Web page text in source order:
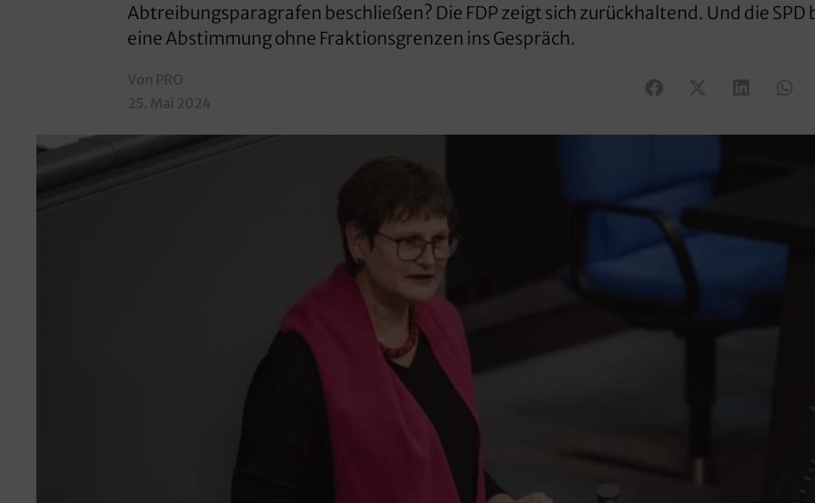
Abtreibungsparagrafen beschließen? Die FDP zeigt sich zurückhaltend. Und die SPD
eine Abstimmung ohne Fraktionsgrenzen ins Gespräch.
Von PRO
25. Mai 2024